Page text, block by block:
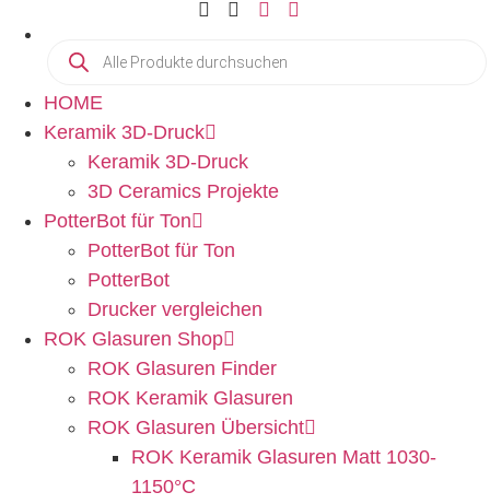
HOME
Keramik 3D-Druck
Keramik 3D-Druck
3D Ceramics Projekte
PotterBot für Ton
PotterBot für Ton
PotterBot
Drucker vergleichen
ROK Glasuren Shop
ROK Glasuren Finder
ROK Keramik Glasuren
ROK Glasuren Übersicht
ROK Keramik Glasuren Matt 1030-
1150°C